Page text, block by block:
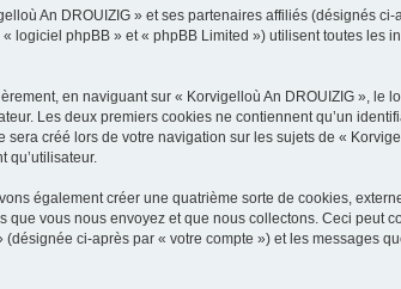
An DROUIZIG » et ses partenaires affiliés (désignés
logiciel phpBB » et « phpBB Limited ») utilisent toutes les
en naviguant sur « Korvigelloù An DROUIZIG »,
Les deux premiers cookies ne contiennent qu’un
créé lors de votre navigation sur les sujets de «
qu’utilisateur.
également créer une quatrième sorte de cookies,
vous nous envoyez et que nous collectons. Ceci
(désignée ci-après par « votre compte ») et les messages